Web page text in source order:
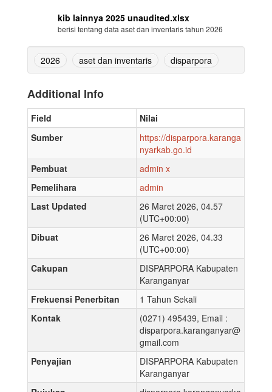
kib lainnya 2025 unaudited.xlsx
berisi tentang data aset dan inventaris tahun 2026
2026 aset dan inventaris disparpora
Additional Info
Field
Nilai
Sumber
https://disparpora.karanga
nyarkab.go.id
Pembuat
admin x
Pemelihara
admin
Last Updated
26 Maret 2026, 04.57
(UTC+00:00)
Dibuat
26 Maret 2026, 04.33
(UTC+00:00)
Cakupan
DISPARPORA Kabupaten
Karanganyar
Frekuensi Penerbitan
1 Tahun Sekali
Kontak
(0271) 495439, Email :
disparpora.karanganyar@
gmail.com
Penyajian
DISPARPORA Kabupaten
Karanganyar